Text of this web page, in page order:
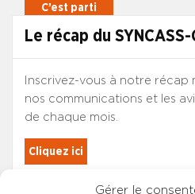
Gérer le
Le récap du SYNCASS-
Inscrivez-vous à notre récap
nos communications et les
de chaque mois.
Cliquez ici